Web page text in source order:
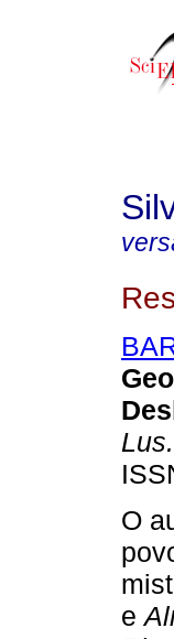
Lus.
O
e